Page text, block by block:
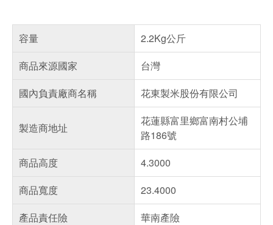
容量
2.2Kg公斤
商品來源國家
台灣
國內負責廠商名稱
花東製米股份有限公司
製造商地址
花蓮縣富里鄉富南村公埔
路186號
商品高度
4.3000
商品寬度
23.4000
產品責任險
華南產險